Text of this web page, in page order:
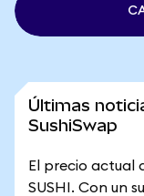
Últimas
SushiSwap
El precio actual
SUSHI. Con un